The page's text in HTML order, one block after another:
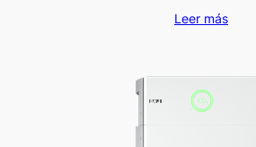
Leer más